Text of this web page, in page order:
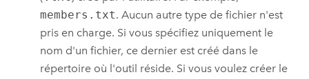
members.txt. Aucun autre type de fichier n'est
pris en charge. Si vous spécifiez uniquement le
nom d'un fichier, ce dernier est créé dans le
répertoire où l'outil réside. Si vous voulez créer le